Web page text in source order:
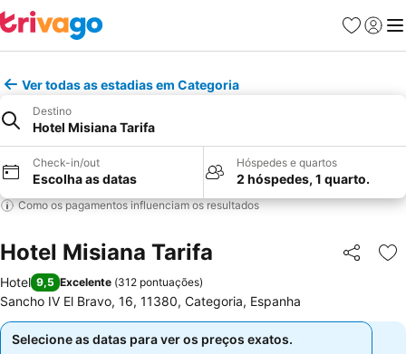
Favoritos
Iniciar
Ver todas as estadias em Categoria
Destino
Hotel Misiana Tarifa
Check-in/out
Escolha as datas
Hóspedes e quartos
2 hóspedes, 1 quarto.
Como os pagamentos influenciam os resultados
Hotel Misiana Tarifa Partilhar
Hotel 9,5 Excelente (312 pontuações)
Sancho IV El Bravo, 16, 11380, Categoria, Espanha
Selecione as datas para ver os preços exatos.
Selecione as datas para ver os preços exatos.